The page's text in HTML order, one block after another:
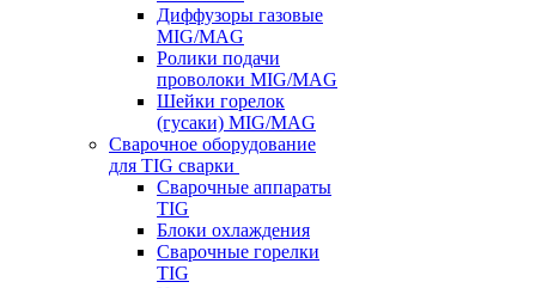
Диффузоры газовые
MIG/MAG
Ролики подачи
проволоки MIG/MAG
Шейки горелок
(гусаки) MIG/MAG
Сварочное оборудование
для TIG сварки
Сварочные аппараты
TIG
Блоки охлаждения
Сварочные горелки
TIG